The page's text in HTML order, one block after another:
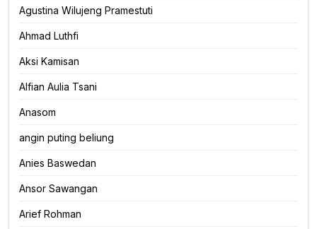
Agustina Wilujeng Pramestuti
Ahmad Luthfi
Aksi Kamisan
Alfian Aulia Tsani
Anasom
angin puting beliung
Anies Baswedan
Ansor Sawangan
Arief Rohman